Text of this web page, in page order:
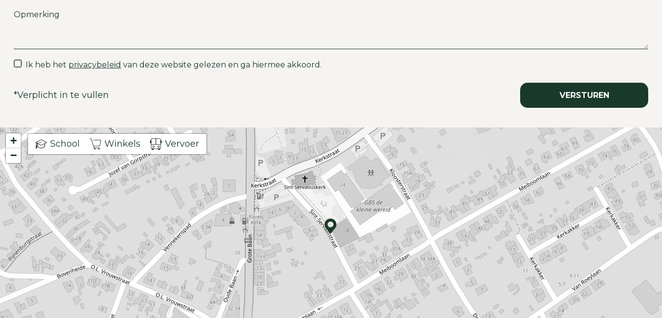
Ik heb het privacybeleid van deze website gelezen en ga hiermee akkoord.
*Verplicht in te vullen VERSTUREN
+
−
School Winkels Vervoer